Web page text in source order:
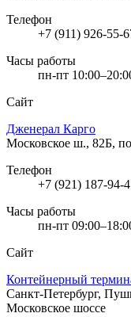
Телефон
+7 (911) 926-55-
Часы работы
пн-пт
Сайт
Дженерал Карго
Московское ш., 82Б,
Телефон
+7 (921) 187-94-
Часы работы
пн-пт
Сайт
Контейнерный
Санкт-Петербург,
Московское шоссе